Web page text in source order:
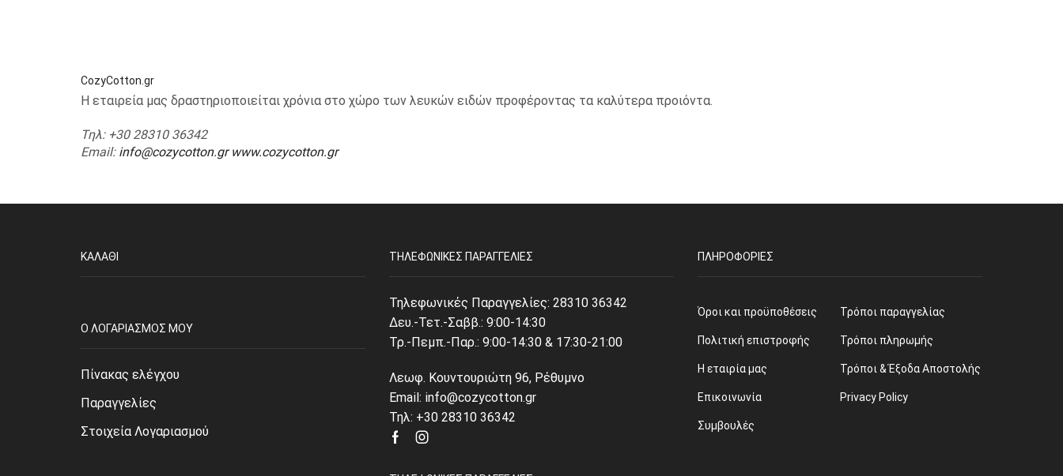
CozyCotton.gr
Η εταιρεία μας δραστηριοποιείται χρόνια στο χώρο των λευκών ειδών προφέροντας τα καλύτερα προιόντα.
Τηλ: +30 28310 36342
Email: info@cozycotton.gr www.cozycotton.gr
ΚΑΛΆΘΙ
O ΛΟΓΑΡΙΑΣΜΌΣ ΜΟΥ
Πίνακας ελέγχου
Παραγγελίες
Στοιχεία Λογαριασμού
ΤΗΛΕΦΩΝΙΚΈΣ ΠΑΡΑΓΓΕΛΊΕΣ
Τηλεφωνικές Παραγγελίες: 28310 36342
Δευ.-Τετ.-Σαββ.: 9:00-14:30
Τρ.-Πεμπ.-Παρ.: 9:00-14:30 & 17:30-21:00
Λεωφ. Κουντουριώτη 96, Ρέθυμνο
Email: info@cozycotton.gr
Τηλ: +30 28310 36342
FacebookInstagram
ΠΛΗΡΟΦΟΡΊΕΣ
Όροι και προϋποθέσεις
Πολιτική επιστροφής
Η εταιρία μας
Επικοινωνία
Συμβουλές
Τρόποι παραγγελίας
Τρόποι πληρωμής
Τρόποι & Έξοδα Αποστολής
Privacy Policy